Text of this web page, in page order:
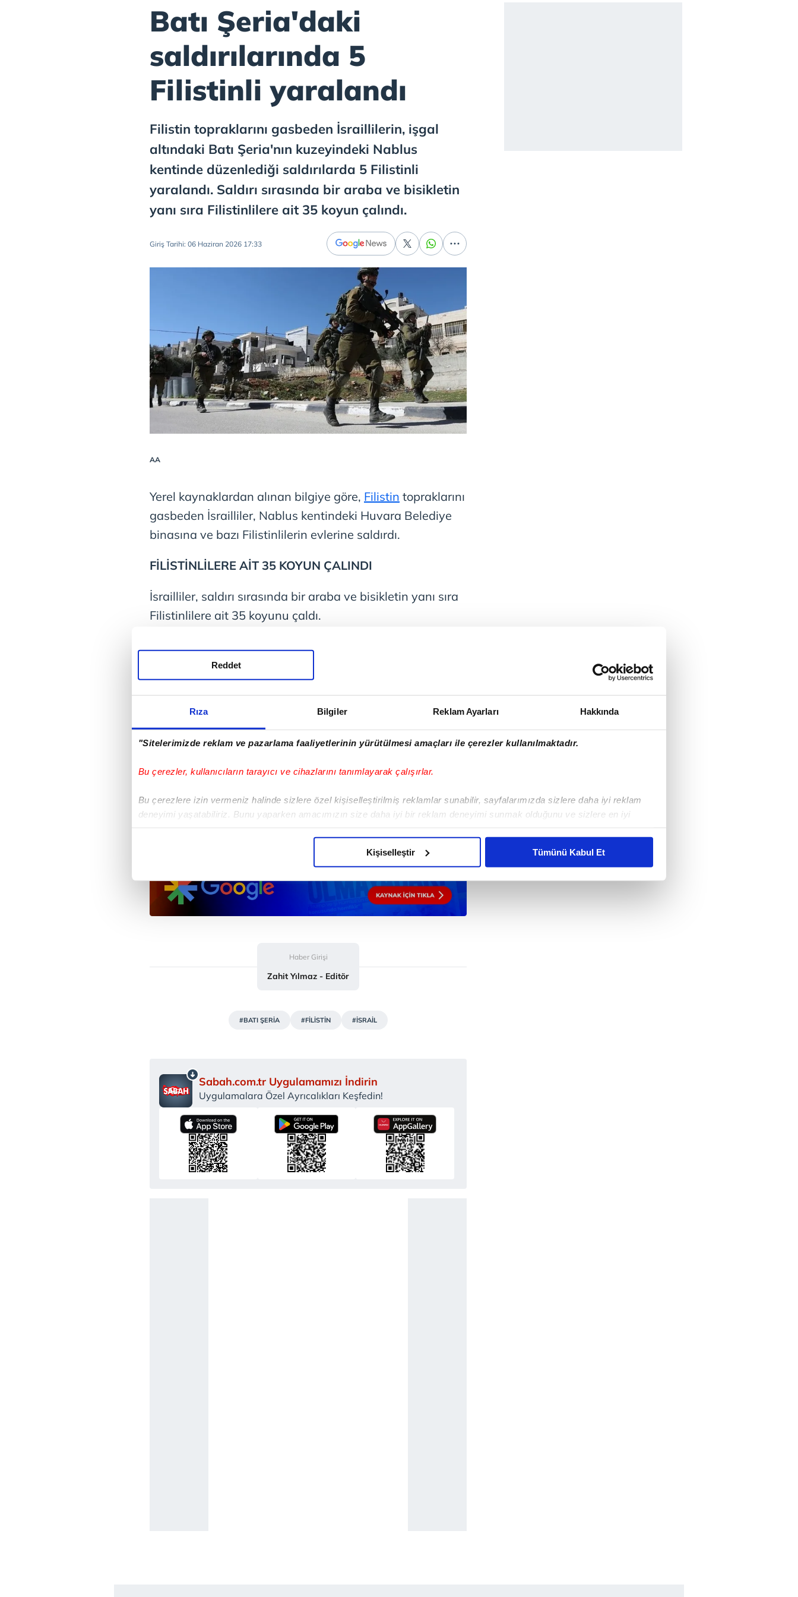
Rıza Bilgiler Reklam Ayarları Hakkında
"Sitelerimizde reklam ve pazarlama faaliyetlerinin yürütülmesi amaçları ile çerezler kullanılmaktadır.
Bu çerezler, kullanıcıların tarayıcı ve cihazlarını tanımlayarak çalışırlar.
Bu çerezlere izin vermeniz halinde sizlere özel kişiselleştirilmiş reklamlar sunabilir, sayfalarımızda sizlere daha iyi reklam
deneyimi yaşatabiliriz. Bunu yaparken amacımızın size daha iyi bir reklam deneyimi sunmak olduğunu ve sizlere en iyi
Sizlere daha iyi bir hizmet sunabilmek için İnternet Sitemizde kendimize ve üçüncü kişilere ait çerezler kullanılmaktadır. Bu
çerezler vasıtasıyla çeşitli kişisel verileriniz işlenmekte olup gerekli olan çerezler bilgi toplumu hizmetlerinin sunulması
Çerezlere ilişkin tercihlerinizi aşağıda yer alan panel vasıtasıyla belirleyebilirsiniz. Çerezlere ilişkin detaylı bilgi için Ayarlar
Reddet
Kişiselleştir Tümünü Kabul Et
Batı Şeria'daki
saldırılarında 5
Filistinli yaralandı
Filistin topraklarını gasbeden İsraillilerin, işgal
altındaki Batı Şeria'nın kuzeyindeki Nablus
kentinde düzenlediği saldırılarda 5 Filistinli
yaralandı. Saldırı sırasında bir araba ve bisikletin
yanı sıra Filistinlilere ait 35 koyun çalındı.
Giriş Tarihi: 06 Haziran 2026 17:33
AA
Yerel kaynaklardan alınan bilgiye göre, Filistin topraklarını
gasbeden İsrailliler, Nablus kentindeki Huvara Belediye
binasına ve bazı Filistinlilerin evlerine saldırdı.
FİLİSTİNLİLERE AİT 35 KOYUN ÇALINDI
İsrailliler, saldırı sırasında bir araba ve bisikletin yanı sıra
Filistinlilere ait 35 koyunu çaldı.
Filistin resmi ajansı WAFA, yaralılar arasında Huvara
Belediye üyesi olan ve ayağından şarapnel parçası ile
yaralanan bir kişinin de bulunduğunu ancak isminin
Huvara Belediyesi Halkla İlişkiler Sorumlusu Rana Ebu
İsraillilerin belediye binasına ve birkaç eve doğrudan
Haber Girişi
Zahit Yılmaz - Editör
#BATI ŞERİA #FİLİSTİN #İSRAİL
Sabah.com.tr Uygulamamızı İndirin
Uygulamalara Özel Ayrıcalıkları Keşfedin!